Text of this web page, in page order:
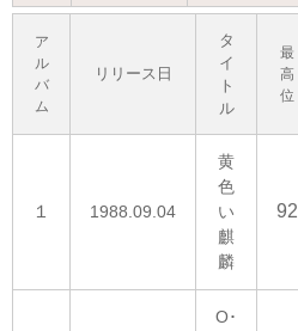
ア
ル
バ
ム
リリース日
タ
イ
ト
ル
最
高
位
１ 1988.09.04
黄
色
い
麒
麟
92
O･